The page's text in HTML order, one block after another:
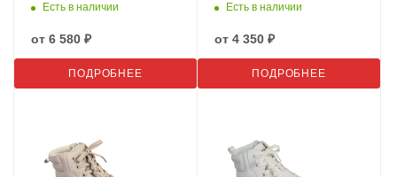
Есть в наличии
от 6 580 ₽
ПОДРОБНЕЕ
Есть в наличии
от 4 350 ₽
ПОДРОБНЕЕ